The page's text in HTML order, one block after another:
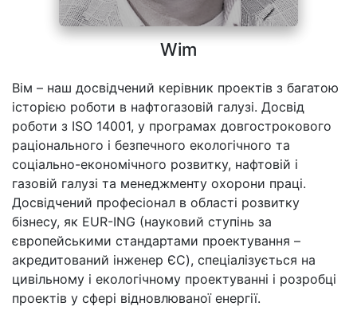
Wim
Вім – наш досвідчений керівник проектів з багатою
історією роботи в нафтогазовій галузі. Досвід
роботи з ISO 14001, у програмах довгострокового
раціонального і безпечного екологічного та
соціально-економічного розвитку, нафтовій і
газовій галузі та менеджменту охорони праці.
Досвідчений професіонал в області розвитку
бізнесу, як EUR-ING (науковий ступінь за
європейськими стандартами проектування –
акредитований інженер ЄС), спеціалізується на
цивільному і екологічному проектуванні і розробці
проектів у сфері відновлюваної енергії.